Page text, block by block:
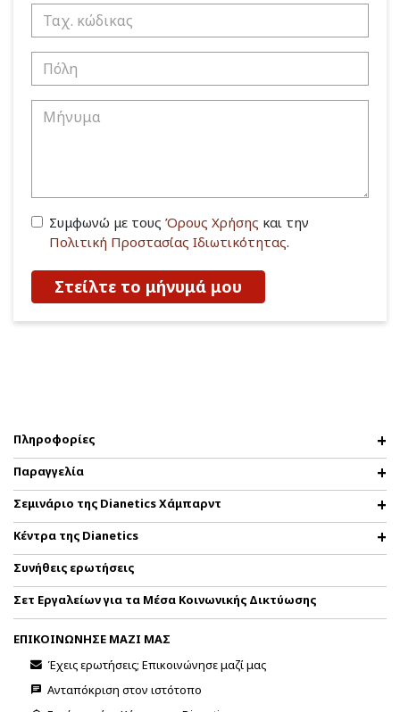
Συμφωνώ με τους Όρους Χρήσης και την
Πολιτική Προστασίας Ιδιωτικότητας.
Στείλτε το μήνυμά μου
Πληροφορίες
Παραγγελία
Σεμινάριο της Dianetics Χάμπαρντ
Κέντρα της Dianetics
Συνήθεις ερωτήσεις
Σετ Εργαλείων για τα Μέσα Κοινωνικής Δικτύωσης
ΕΠΙΚΟΙΝΩΝΗΣΕ ΜΑΖΙ ΜΑΣ
Έχεις ερωτήσεις; Επικοινώνησε μαζί μας
Ανταπόκριση στον ιστότοπο